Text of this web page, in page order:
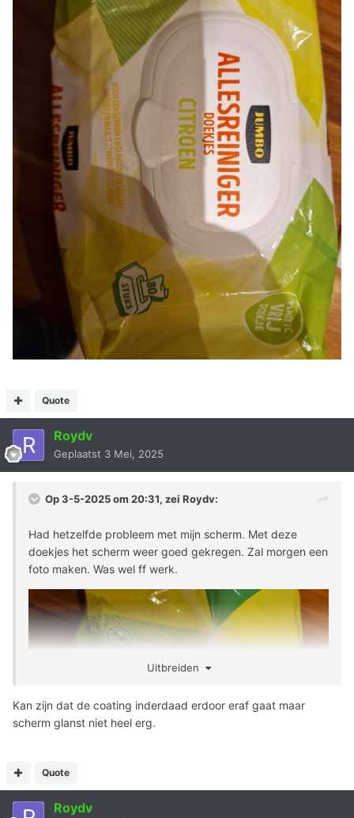
Quote
Roydv
Geplaatst 3 Mei, 2025
Op 3-5-2025 om 20:31, zei Roydv:
Had hetzelfde probleem met mijn scherm. Met deze
doekjes het scherm weer goed gekregen. Zal morgen een
foto maken. Was wel ff werk.
Uitbreiden
Kan zijn dat de coating inderdaad erdoor eraf gaat maar
scherm glanst niet heel erg.
Quote
Roydv